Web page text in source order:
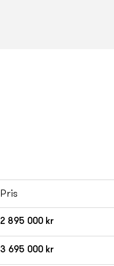
Pris
2 895 000 kr
3 695 000 kr